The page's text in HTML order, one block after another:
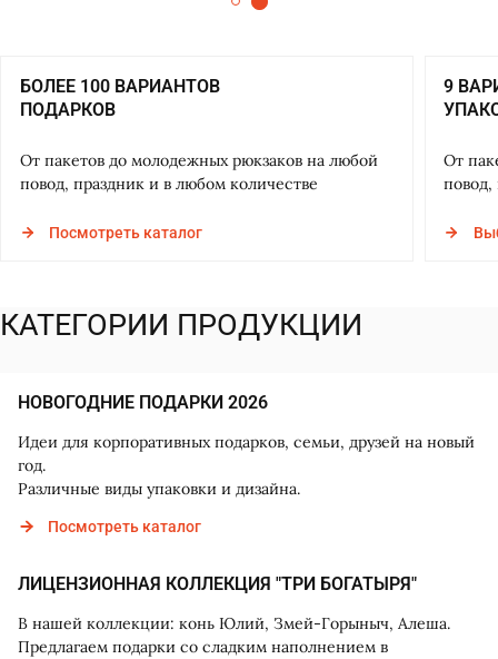
БОЛЕЕ 100 ВАРИАНТОВ
ПОДАРКОВ
От пакетов до молодежных рюкзаков на любой
повод, праздник и в любом количестве
Посмотреть каталог
9
От
повод,
КАТЕГОРИИ ПРОДУКЦИИ
НОВОГОДНИЕ ПОДАРКИ 2026
Идеи для корпоративных подарков, семьи, друзей на новый
год.
Различные виды упаковки и дизайна.
Посмотреть каталог
ЛИЦЕНЗИОННАЯ КОЛЛЕКЦИЯ "ТРИ БОГАТЫРЯ"
В нашей коллекции: конь Юлий, Змей-Горыныч, Алеша.
Предлагаем подарки со сладким наполнением в